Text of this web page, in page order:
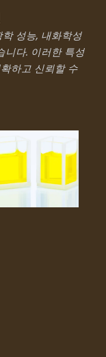
학 성능, 내화학성
니다. 이러한 특성
하고 신뢰할 수